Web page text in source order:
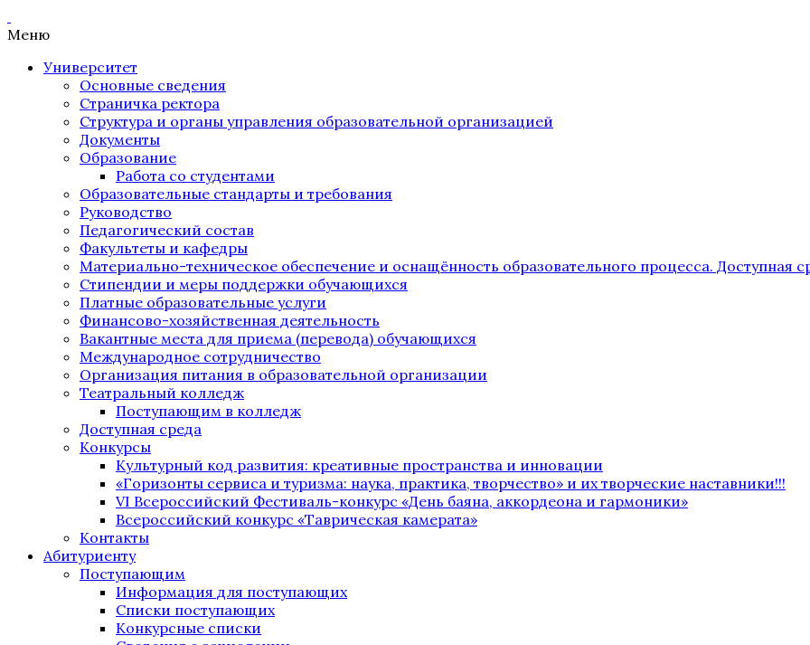
Меню
Университет
Основные сведения
Страничка ректора
Структура и органы управления образовательной организацией
Документы
Образование
Работа со студентами
Образовательные стандарты и требования
Руководство
Педагогический состав
Факультеты и кафедры
Материально-техническое обеспечение и оснащённость образовательного процесса. Доступная
Стипендии и меры поддержки обучающихся
Платные образовательные услуги
Финансово-хозяйственная деятельность
Вакантные места для приема (перевода) обучающихся
Международное сотрудничество
Организация питания в образовательной организации
Театральный колледж
Поступающим в колледж
Доступная среда
Конкурсы
Культурный код развития: креативные пространства и инновации
«Горизонты сервиса и туризма: наука, практика, творчество» и их творческие наставники!!!
VI Всероссийский Фестиваль-конкурс «День баяна, аккордеона и гармоники»
Всероссийский конкурс «Таврическая камерата»
Контакты
Абитуриенту
Поступающим
Информация для поступающих
Списки поступающих
Конкурсные списки